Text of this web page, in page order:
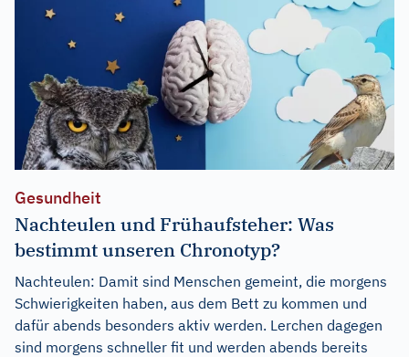
Gesundheit
Nachteulen und Frühaufsteher: Was
bestimmt unseren Chronotyp?
Nachteulen: Damit sind Menschen gemeint, die morgens
Schwierigkeiten haben, aus dem Bett zu kommen und
dafür abends besonders aktiv werden. Lerchen dagegen
sind morgens schneller fit und werden abends bereits